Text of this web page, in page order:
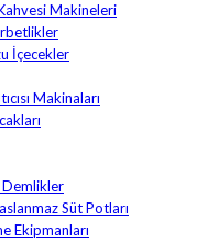
Makineleri
İçecekler
Makinaları
Demlikler
Süt Potları
Ekipmanları